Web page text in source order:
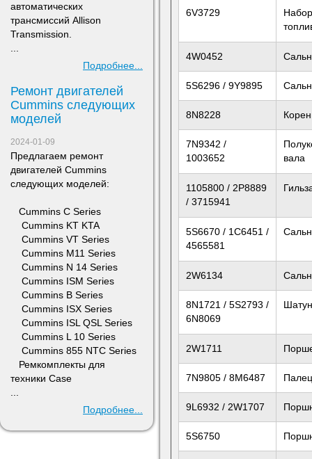
6V3729
4W0452
5S6296 / 9Y9895
8N8228
7N9342 /
1003652
вала
1105800 / 2P8889
/ 3715941
5S6670 / 1C6451 /
4565581
2W6134
8N1721 / 5S2793 /
6N8069
Шатун
2W1711
7N9805 / 8M6487
9L6932 / 2W1707
5S6750
автоматических
трансмиссий Allison
Transmission.
Подробнее...
Ремонт двигателей
Сummins следующих
моделей
2024-01-09
Предлагаем ремонт
двигателей Сummins
следующих моделей:
​ Cummins C Series
Cummins KT KTA
Cummins VT Series
Cummins M11 Series
Cummins N 14 Series
Cummins ISM Series
Cummins B Series
Cummins ISX Series
Cummins ISL QSL Series
Cummins L 10 Series
Cummins 855 NTC Series
Ремкомплекты для
техники Case
Подробнее...